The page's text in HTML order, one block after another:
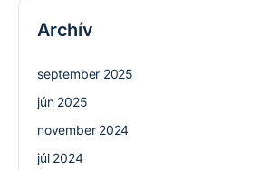
Archív
september 2025
jún 2025
november 2024
júl 2024